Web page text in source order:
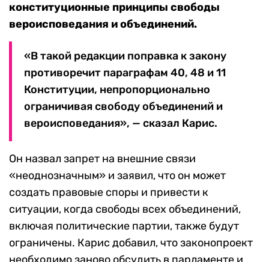
конституционные принципы свободы
вероисповедания и объединений.
«В такой редакции поправка к закону
противоречит параграфам 40, 48 и 11
Конституции, непропорционально
ограничивая свободу объединений и
вероисповедания», — сказал Карис.
Он назвал запрет на внешние связи
«неоднозначным» и заявил, что он может
создать правовые споры и привести к
ситуации, когда свободы всех объединений,
включая политические партии, также будут
ограничены. Карис добавил, что законопроект